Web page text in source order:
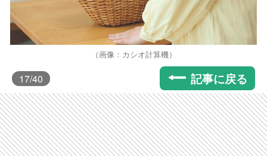
（画像：カシオ計算機）
17/40 記事に戻る